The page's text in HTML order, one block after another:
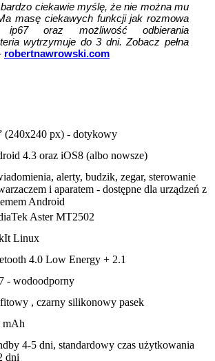
ciekawie myślę, że nie można mu
masę ciekawych funkcji jak rozmowa
ip67 oraz możliwość odbierania
wytrzymuje do 3 dni. Zobacz pełna
robertnawrowski.com
(240x240 px) - dotykowy
4.3 oraz iOS8 (albo nowsze)
alerty, budzik, zegar, sterowanie
i aparatem - dostępne dla urządzeń z
Android
Aster MT2502
Linux
4.0 Low Energy + 2.1
- wodoodporny
, czarny silikonowy pasek
mAh
4-5 dni, standardowy czas użytkowania
dni